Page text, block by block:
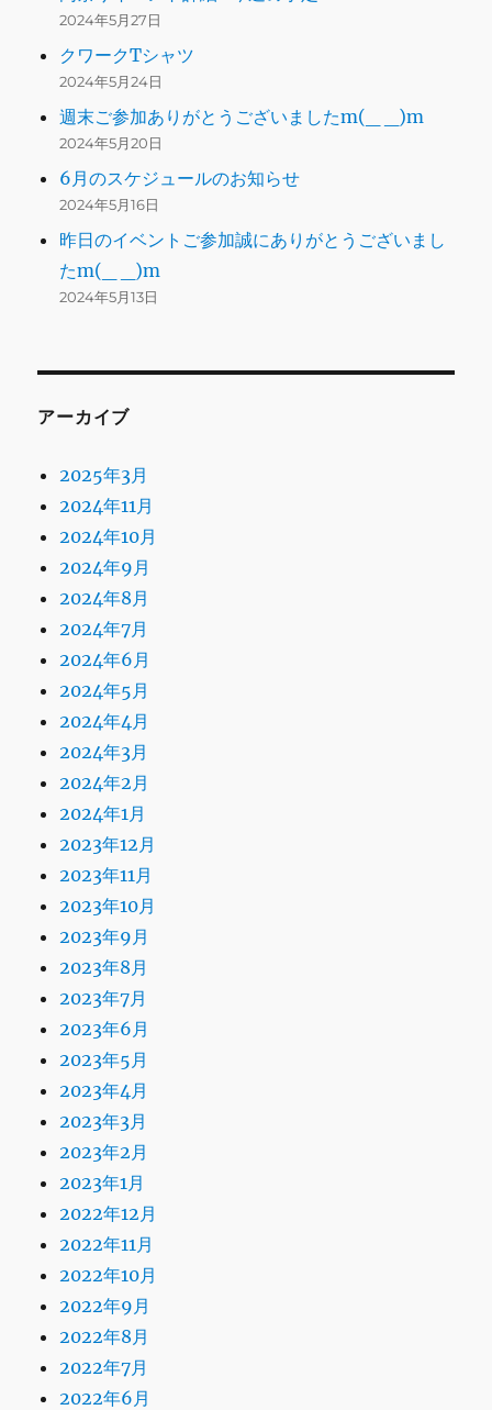
2024年5月27日
クワークTシャツ
2024年5月24日
週末ご参加ありがとうございましたm(_ _)m
2024年5月20日
6月のスケジュールのお知らせ
2024年5月16日
昨日のイベントご参加誠にありがとうございまし
たm(_ _)m
2024年5月13日
アーカイブ
2025年3月
2024年11月
2024年10月
2024年9月
2024年8月
2024年7月
2024年6月
2024年5月
2024年4月
2024年3月
2024年2月
2024年1月
2023年12月
2023年11月
2023年10月
2023年9月
2023年8月
2023年7月
2023年6月
2023年5月
2023年4月
2023年3月
2023年2月
2023年1月
2022年12月
2022年11月
2022年10月
2022年9月
2022年8月
2022年7月
2022年6月